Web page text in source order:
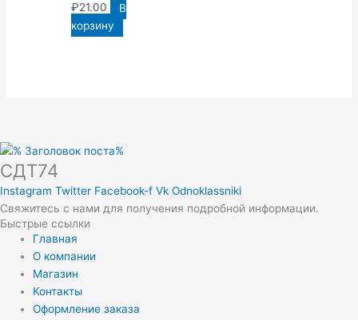
₽21.00
В
корзину
СДТ74
Instagram Twitter Facebook-f Vk Odnoklassniki
Свяжитесь с нами для получения подробной информации.
Быстрые ссылки
Главная
О компании
Магазин
Контакты
Оформление заказа